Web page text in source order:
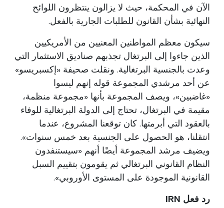
الآن في المحكمة، حيث لا يزالون ينتظرون اللوائح
النهائية بشأن القانون للطلبات الجارية بالفعل.
سيكون معظم المواطنين المعنيين من الأمريكيين
الذين جاءوا إلى البرتغال تجذبهم صناديق الاستثمار التي
وعدت بالجنسية البرتغالية. ونقلت صحيفة «إكسبريسو»
عن أحد مرشدي المجموعة قوله إنهم ليسوا
«غاضبين»، ويصف المجموعة بأنها «مجموعة منظمة،
مقيمة في البرتغال، تحتاج إلى الدولة البرتغالية للوفاء
بالعقود التي أبرمتها. كان توقعنا المشروع، عندما
انتقلنا، هو الحصول على الجنسية بعد خمس سنوات».
ويضيف مرشد المجموعة أيضًا أنهم «سيستنفدون
النظام القانوني البرتغالي ثم يقومون بتقييم السبل
القانونية الموجودة على المستوى الأوروبي».
رد فعل IRN